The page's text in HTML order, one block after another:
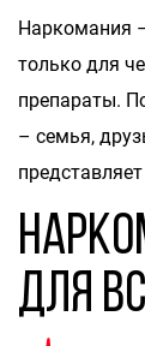
Наркомания
только для
препараты.
– семья,
для